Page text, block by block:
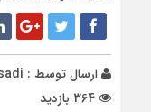
ارسال توسط :